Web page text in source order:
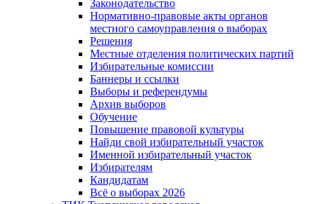
Законодательство
Нормативно-правовые акты органов
местного самоуправления о выборах
Решения
Местные отделения политических партий
Избирательные комиссии
Баннеры и ссылки
Выборы и референдумы
Архив выборов
Обучение
Повышение правовой культуры
Найди свой избирательный участок
Именной избирательный участок
Избирателям
Кандидатам
Всё о выборах 2026